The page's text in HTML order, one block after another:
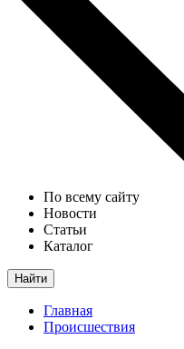
По всему сайту
Новости
Статьи
Каталог
Найти
Главная
Происшествия